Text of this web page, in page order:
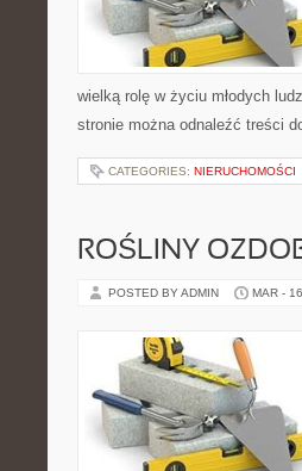
wielką rolę w życiu młodych
stronie można odnaleźć treści
CATEGORIES: NIERUCHOMOŚCI
ROŚLINY
POSTED BY ADMIN MAR -